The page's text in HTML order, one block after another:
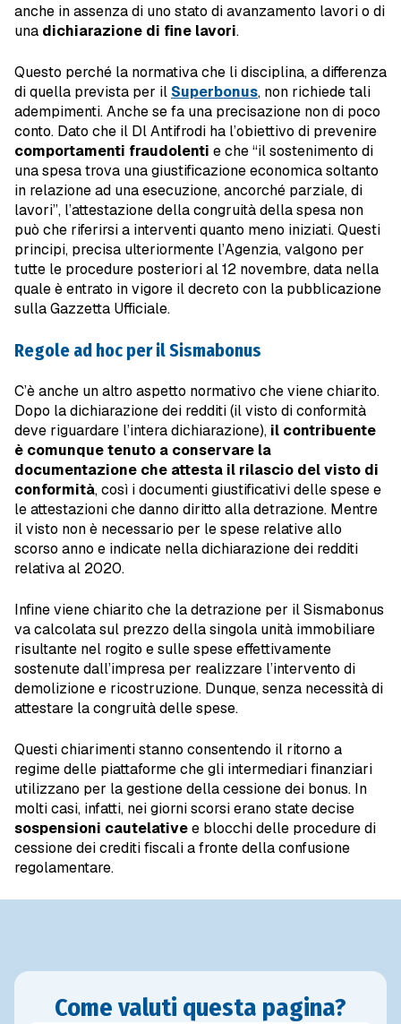
anche in assenza di uno stato di avanzamento lavori o di
una dichiarazione di fine lavori.
Questo perché la normativa che li disciplina, a differenza
di quella prevista per il Superbonus, non richiede tali
adempimenti. Anche se fa una precisazione non di poco
conto. Dato che il Dl Antifrodi ha l’obiettivo di prevenire
comportamenti fraudolenti e che “il sostenimento di
una spesa trova una giustificazione economica soltanto
in relazione ad una esecuzione, ancorché parziale, di
lavori”, l’attestazione della congruità della spesa non
può che riferirsi a interventi quanto meno iniziati. Questi
principi, precisa ulteriormente l’Agenzia, valgono per
tutte le procedure posteriori al 12 novembre, data nella
quale è entrato in vigore il decreto con la pubblicazione
sulla Gazzetta Ufficiale.
Regole ad hoc per il Sismabonus
C’è anche un altro aspetto normativo che viene chiarito.
Dopo la dichiarazione dei redditi (il visto di conformità
deve riguardare l’intera dichiarazione), il contribuente
è comunque tenuto a conservare la
documentazione che attesta il rilascio del visto di
conformità, così i documenti giustificativi delle spese e
le attestazioni che danno diritto alla detrazione. Mentre
il visto non è necessario per le spese relative allo
scorso anno e indicate nella dichiarazione dei redditi
relativa al 2020.
Infine viene chiarito che la detrazione per il Sismabonus
va calcolata sul prezzo della singola unità immobiliare
risultante nel rogito e sulle spese effettivamente
sostenute dall’impresa per realizzare l’intervento di
demolizione e ricostruzione. Dunque, senza necessità di
attestare la congruità delle spese.
Questi chiarimenti stanno consentendo il ritorno a
regime delle piattaforme che gli intermediari finanziari
utilizzano per la gestione della cessione dei bonus. In
molti casi, infatti, nei giorni scorsi erano state decise
sospensioni cautelativee blocchi delle procedure di
cessione dei crediti fiscali a fronte della confusione
regolamentare.
Come valuti questa pagina?